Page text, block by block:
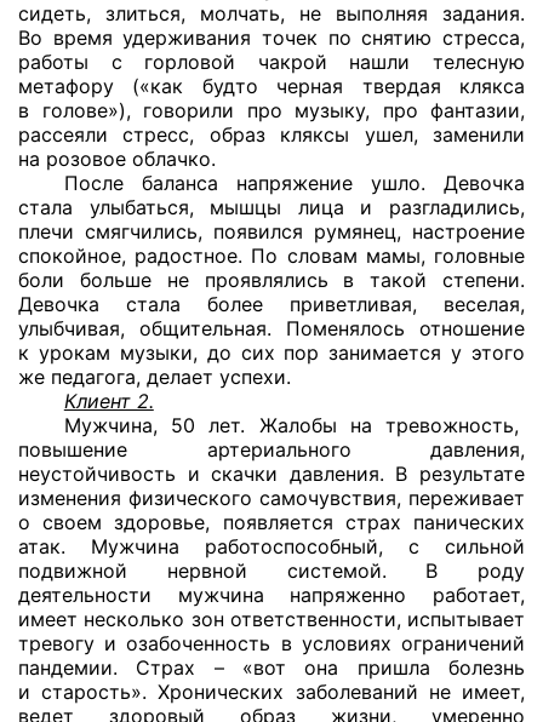
сидеть, злиться, молчать, не выполняя задания.
Во время удерживания точек по снятию стресса,
работы с горловой чакрой нашли телесную
метафору («как будто черная твердая клякса
в голове»), говорили про музыку, про фантазии,
рассеяли стресс, образ кляксы ушел, заменили
на розовое облачко.
После баланса напряжение ушло. Девочка
стала улыбаться, мышцы лица и разгладились,
плечи смягчились, появился румянец, настроение
спокойное, радостное. По словам мамы, головные
боли больше не проявлялись в такой степени.
Девочка стала более приветливая, веселая,
улыбчивая, общительная. Поменялось отношение
к урокам музыки, до сих пор занимается у этого
же педагога, делает успехи.
Клиент 2.
Мужчина, 50 лет. Жалобы на тревожность,
повышение артериального давления,
неустойчивость и скачки давления. В результате
изменения физического самочувствия, переживает
о своем здоровье, появляется страх панических
атак. Мужчина работоспособный, с сильной
подвижной нервной системой. В роду
деятельности мужчина напряженно работает,
имеет несколько зон ответственности, испытывает
тревогу и озабоченность в условиях ограничений
пандемии. Страх – «вот она пришла болезнь
и старость». Хронических заболеваний не имеет,
ведет здоровый образ жизни, умеренно